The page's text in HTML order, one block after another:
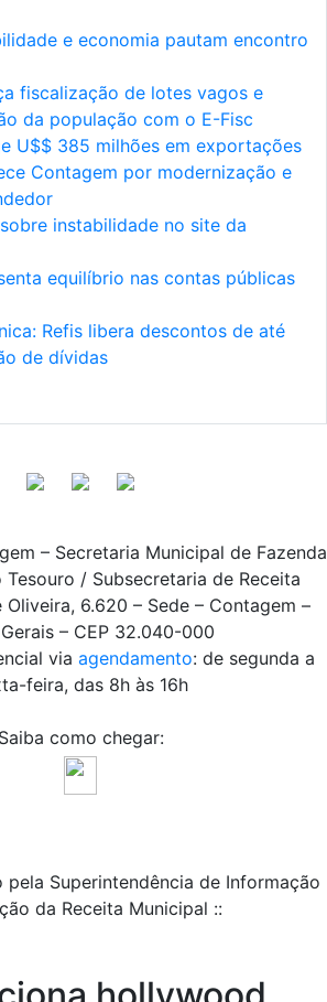
e economia pautam encontro
fiscalização de lotes vagos e
da população com o E-Fisc
U$$ 385 milhões em exportações
Contagem por modernização e
instabilidade no site da
equilíbrio nas contas públicas
Refis libera descontos de até
de dívidas
– Secretaria Municipal de Fazenda
Tesouro / Subsecretaria de Receita
6.620 – Sede – Contagem –
– CEP 32.040-000
via agendamento: de segunda a
feira, das 8h às 16h
Saiba como chegar:
pela Superintendência de Informação
da Receita Municipal ::